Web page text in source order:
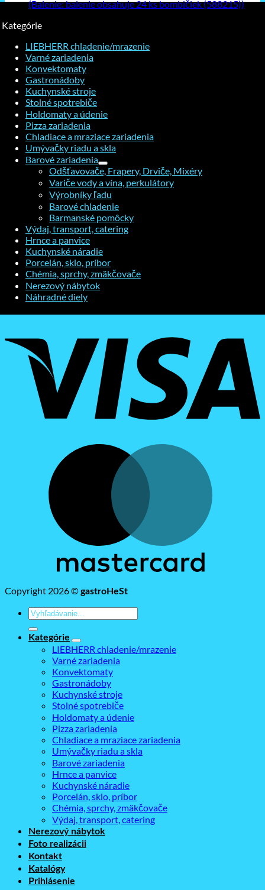
Kategórie
LIEBHERR chladenie/mrazenie
Varné zariadenia
Konvektomaty
Gastronádoby
Kuchynské stroje
Stolné spotrebiče
Holdomaty a údenie
Pizza zariadenia
Chladiace a mraziace zariadenia
Umývačky riadu a skla
Barové zariadenia
Odšťavovače, Frapery, Drviče, Mixéry
Variče vody a vína, perkulátory
Výrobníky ľadu
Barové chladenie
Barmanské pomôcky
Výdaj, transport, catering
Hrnce a panvice
Kuchynské náradie
Porcelán, sklo, príbor
Chémia, sprchy, zmäkčovače
Nerezový nábytok
Náhradné diely
Copyright 2026 ©gastroHeSt
Hľadať:
Kategórie
LIEBHERR chladenie/mrazenie
Varné zariadenia
Konvektomaty
Gastronádoby
Kuchynské stroje
Stolné spotrebiče
Holdomaty a údenie
Pizza zariadenia
Chladiace a mraziace zariadenia
Umývačky riadu a skla
Barové zariadenia
Hrnce a panvice
Kuchynské náradie
Porcelán, sklo, príbor
Chémia, sprchy, zmäkčovače
Výdaj, transport, catering
Nerezový nábytok
Foto realizácii
Kontakt
Katalógy
Prihlásenie